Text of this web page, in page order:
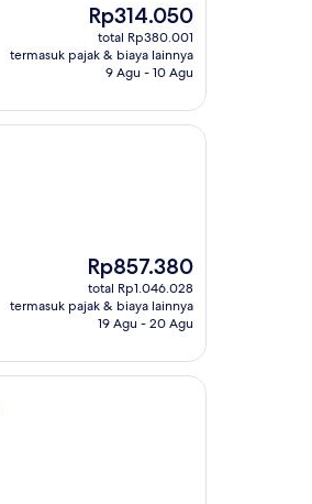
Harga
sekarang
Rp314.050
Rp314.050
total Rp380.001
termasuk pajak & biaya lainnya
9 Agu - 10 Agu
Harga
sekarang
Rp857.380
Rp857.380
total Rp1.046.028
termasuk pajak & biaya lainnya
19 Agu - 20 Agu